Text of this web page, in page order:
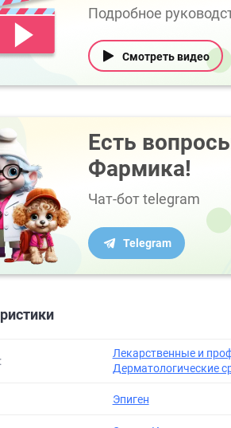
Подробное
Смотреть видео
Есть
Фармика!
Чат-бот telegram
Telegram
Лекарственные и
Дерматологические
Эпиген